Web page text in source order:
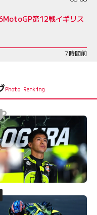
第12戦イギリス
7時間前